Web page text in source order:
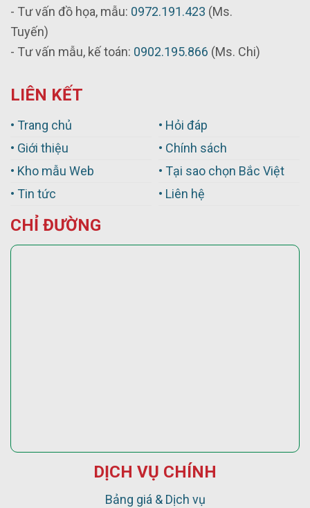
- Tư vấn đồ họa, mẫu: 0972.191.423 (Ms.
Tuyến)
- Tư vấn mẫu, kế toán: 0902.195.866 (Ms. Chi)
LIÊN KẾT
• Trang chủ
• Giới thiệu
• Kho mẫu Web
• Tin tức
• Hỏi đáp
• Chính sách
• Tại sao chọn Bắc Việt
• Liên hệ
CHỈ ĐƯỜNG
DỊCH VỤ CHÍNH
Bảng giá & Dịch vụ